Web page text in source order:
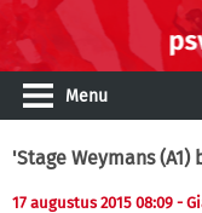
Menu
'Stage Weymans
17 augustus 2015 08:09 -